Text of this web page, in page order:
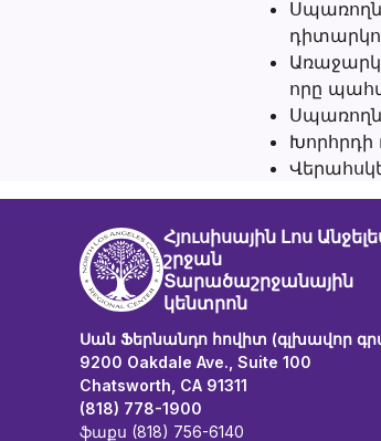
որը
Խորհրդի
Հյուսիսային Լոս
շրջան
Տարածաշրջանային
կենտրոն
Սան Ֆերնանդո հովիտ (գլխավոր
9200 Oakdale Ave., Suite 100
Chatsworth, CA 91311
(818) 778-1900
ֆաքս (818) 756-6140